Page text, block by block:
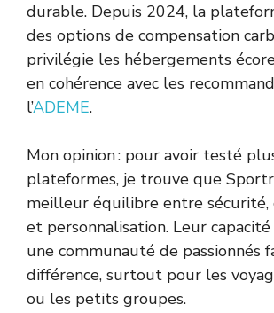
durable. Depuis 2024, la
des options de compensation
privilégie les hébergements
en cohérence avec les
l’ADEME.
Mon opinion : pour avoir testé
plateformes, je trouve que
meilleur équilibre entre sécurité,
et personnalisation. Leur
une communauté de passionnés
différence, surtout pour les
ou les petits groupes.